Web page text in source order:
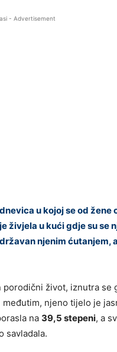
- Advertisement
u kojoj se od
živjela u kući gdje su se
njenim ćutanjem,
život, iznutra se
njeno tijelo je
na 39,5 stepeni, a
savladala.